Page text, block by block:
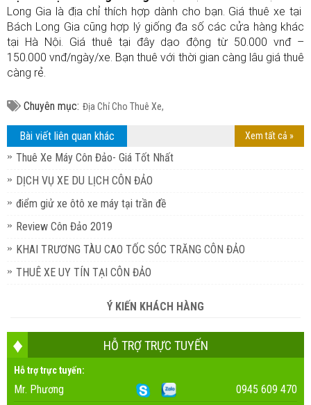
Long Gia là địa chỉ thích hợp dành cho bạn. Giá thuê xe tại
Bách Long Gia cũng hợp lý giống đa số các cửa hàng khác
tại Hà Nội. Giá thuê tại đây dạo động từ 50.000 vnđ –
150.000 vnđ/ngày/xe. Bạn thuê với thời gian càng lâu giá thuê
càng rẻ.
Chuyên mục: Địa Chỉ Cho Thuê Xe,
Xem tất cả »
Bài viết liên quan khác
Thuê Xe Máy Côn Đảo- Giá Tốt Nhất
DỊCH VỤ XE DU LỊCH CÔN ĐẢO
điểm giử xe ôtô xe máy tại trần đề
Review Côn Đảo 2019
KHAI TRƯƠNG TÀU CAO TỐC SÓC TRĂNG CÔN ĐẢO
THUÊ XE UY TÍN TẠI CÔN ĐẢO
Ý KIẾN KHÁCH HÀNG
HỖ TRỢ TRỰC TUYẾN
Hỗ trợ trực tuyến:
Mr. Phương
0945 609 470